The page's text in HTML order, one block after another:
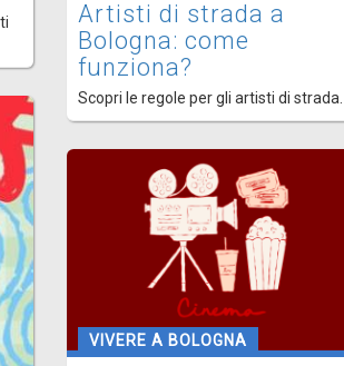
Artisti di strada a
Bologna: come
funziona?
Scopri le regole per gli artisti di strada.
VIVERE A BOLOGNA